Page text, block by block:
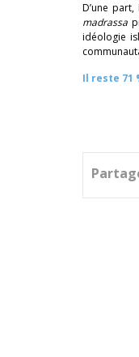
D’une
madrassa
idéologie
Il reste 71